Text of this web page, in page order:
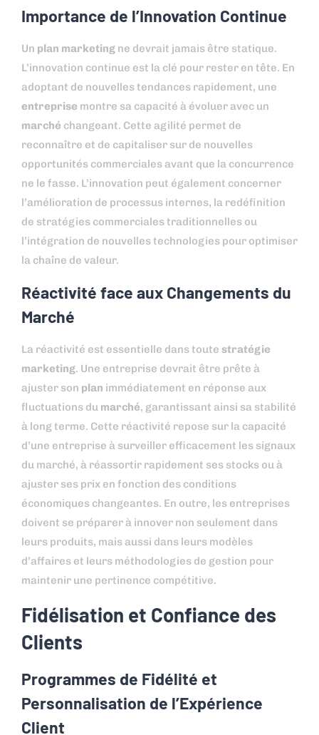
Importance de l’Innovation Continue
Un plan marketing ne devrait jamais être statique.
L’innovation continue est la clé pour rester en tête. En
adoptant de nouvelles tendances rapidement, une
entreprise montre sa capacité à évoluer avec un
marché changeant. Cette agilité permet de
reconnaître et de capitaliser sur de nouvelles
opportunités commerciales avant que la concurrence
ne le fasse. L’innovation peut également concerner
l’amélioration de processus internes, la redéfinition
de stratégies commerciales traditionnelles ou
l’intégration de nouvelles technologies pour optimiser
la chaîne de valeur.
Réactivité face aux Changements du
Marché
La réactivité est essentielle dans toute stratégie
marketing. Une entreprise devrait être prête à
ajuster son plan immédiatement en réponse aux
fluctuations du marché, garantissant ainsi sa stabilité
à long terme. Cette réactivité repose sur la capacité
d’une entreprise à surveiller efficacement les signaux
du marché, à réassortir rapidement ses stocks ou à
ajuster ses prix en fonction des conditions
économiques changeantes. En outre, les entreprises
doivent se préparer à innover non seulement dans
leurs produits, mais aussi dans leurs modèles
d’affaires et leurs méthodologies de gestion pour
maintenir une pertinence compétitive.
Fidélisation et Confiance des
Clients
Programmes de Fidélité et
Personnalisation de l’Expérience
Client